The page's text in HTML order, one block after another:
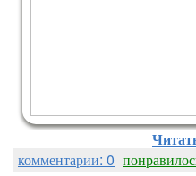
комментарии: 0